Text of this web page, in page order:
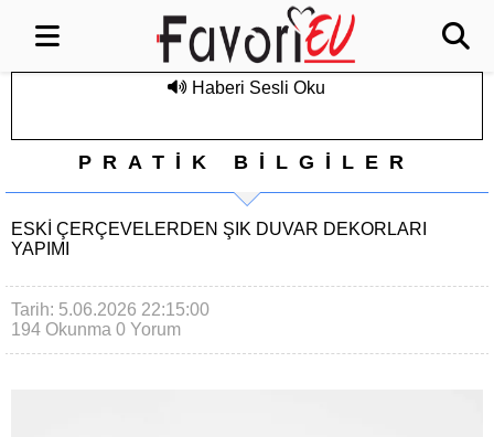
Haberi Sesli Oku
PRATİK BİLGİLER
ESKI ÇERÇEVELERDEN ŞIK DUVAR DEKORLARI
YAPIMI
Tarih: 5.06.2026 22:15:00
194 Okunma 0 Yorum